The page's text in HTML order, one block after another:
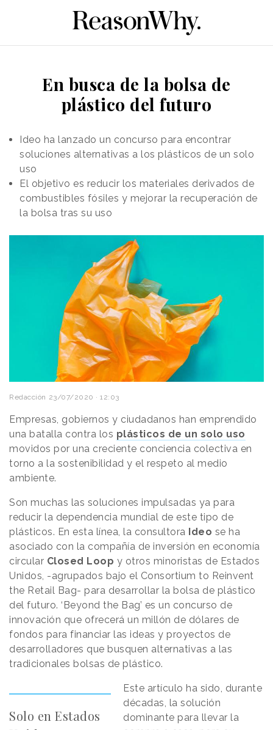
En busca de la bolsa de
plástico del futuro
Ideo ha lanzado un concurso para encontrar
soluciones alternativas a los plásticos de un solo
uso
El objetivo es reducir los materiales derivados de
combustibles fósiles y mejorar la recuperación de
la bolsa tras su uso
Redacción 23/07/2020 · 12:03
Empresas, gobiernos y ciudadanos han emprendido
una batalla contra los plásticos de un solo uso
movidos por una creciente conciencia colectiva en
torno a la sostenibilidad y el respeto al medio
ambiente.
Son muchas las soluciones impulsadas ya para
reducir la dependencia mundial de este tipo de
plásticos. En esta línea, la consultora Ideo se ha
asociado con la compañía de inversión en economía
circular Closed Loop y otros minoristas de Estados
Unidos, -agrupados bajo el Consortium to Reinvent
the Retail Bag- para desarrollar la bolsa de plástico
del futuro. ‘Beyond the Bag’ es un concurso de
innovación que ofrecerá un millón de dólares de
fondos para financiar las ideas y proyectos de
desarrolladores que busquen alternativas a las
tradicionales bolsas de plástico.
Solo en Estados
Este artículo ha sido, durante
décadas, la solución
dominante para llevar la